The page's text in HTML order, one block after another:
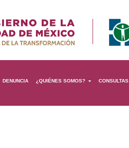
DENUNCIA ¿QUIÉNES SOMOS? CONSULTAS